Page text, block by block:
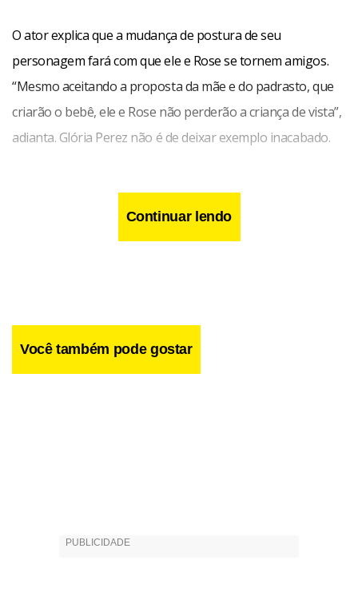
O ator explica que a mudança de postura de seu
personagem fará com que ele e Rose se tornem amigos.
“Mesmo aceitando a proposta da mãe e do padrasto, que
criarão o bebê, ele e Rose não perderão a criança de vista”,
adianta. Glória Perez não é de deixar exemplo inacabado.
Primeira vez – Luana Carvalho faz sua estréia na TV. Ela
Continuar lendo
Você também pode gostar